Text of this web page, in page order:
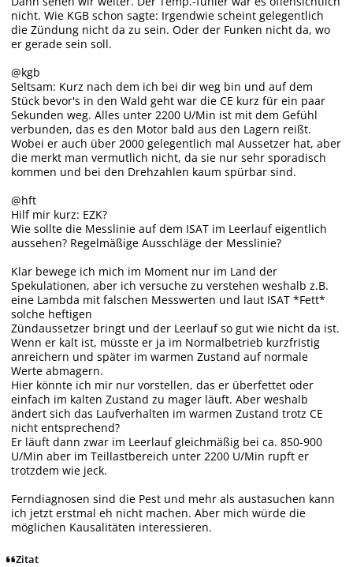
nicht. Wie KGB schon sagte: Irgendwie scheint gelegentlich
die Zündung nicht da zu sein. Oder der Funken nicht da, wo
er gerade sein soll.
@kgb
Seltsam: Kurz nach dem ich bei dir weg bin und auf dem
Stück bevor's in den Wald geht war die CE kurz für ein paar
Sekunden weg. Alles unter 2200 U/Min ist mit dem Gefühl
verbunden, das es den Motor bald aus den Lagern reißt.
Wobei er auch über 2000 gelegentlich mal Aussetzer hat, aber
die merkt man vermutlich nicht, da sie nur sehr sporadisch
kommen und bei den Drehzahlen kaum spürbar sind.
@hft
Hilf mir kurz: EZK?
Wie sollte die Messlinie auf dem ISAT im Leerlauf eigentlich
aussehen? Regelmäßige Ausschläge der Messlinie?
Klar bewege ich mich im Moment nur im Land der
Spekulationen, aber ich versuche zu verstehen weshalb z.B.
eine Lambda mit falschen Messwerten und laut ISAT *Fett*
solche heftigen
Zündaussetzer bringt und der Leerlauf so gut wie nicht da ist.
Wenn er kalt ist, müsste er ja im Normalbetrieb kurzfristig
anreichern und später im warmen Zustand auf normale
Werte abmagern.
Hier könnte ich mir nur vorstellen, das er überfettet oder
einfach im kalten Zustand zu mager läuft. Aber weshalb
ändert sich das Laufverhalten im warmen Zustand trotz CE
nicht entsprechend?
Er läuft dann zwar im Leerlauf gleichmäßig bei ca. 850-900
U/Min aber im Teillastbereich unter 2200 U/Min rupft er
trotzdem wie jeck.
Ferndiagnosen sind die Pest und mehr als austasuchen kann
ich jetzt erstmal eh nicht machen. Aber mich würde die
möglichen Kausalitäten interessieren.
Zitat